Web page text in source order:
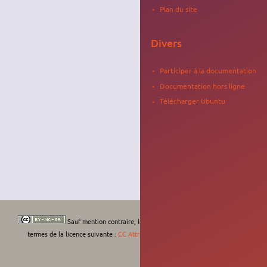
Sauf mention contraire, le contenu de ce wiki est placé sous les
termes de la licence suivante : CC Attribution-Noncommercial-Share Alike 4.0
Plan du site
Divers
Participer à la documentation
Documentation hors ligne
Télécharger Ubuntu